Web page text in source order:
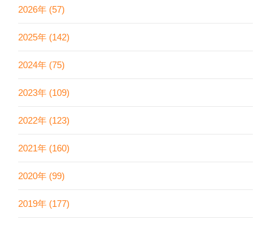
2026年 (57)
2025年 (142)
2024年 (75)
2023年 (109)
2022年 (123)
2021年 (160)
2020年 (99)
2019年 (177)